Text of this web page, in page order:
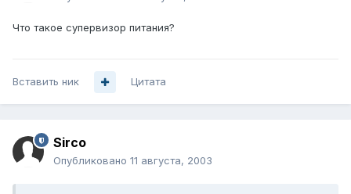
Что такое супервизор питания?
Вставить ник Цитата
Sirco
Опубликовано 11 августа, 2003